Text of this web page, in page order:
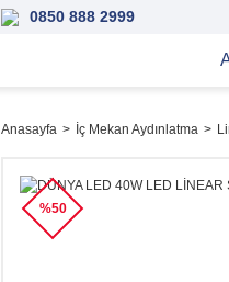
0850 888 2999
Anasayfa İç Mekan Aydınlatma
%50